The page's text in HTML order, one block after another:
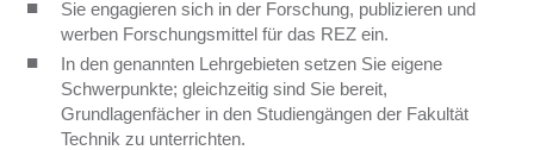
Sie engagieren sich in der Forschung, publizieren und
werben Forschungsmittel für das REZ ein.
In den genannten Lehrgebieten setzen Sie eigene
Schwerpunkte; gleichzeitig sind Sie bereit,
Grundlagenfächer in den Studiengängen der Fakultät
Technik zu unterrichten.